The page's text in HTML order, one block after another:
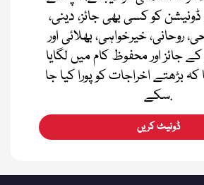
کو کسی بھی جائز، دینی،
روحانی، خیرخواہی، بھلائی اور
جائز اور محفوظ کام میں لگایا
بڑھتے اخراجات کو پورا کیا جا
سکے.
ڈونیٹ کریں